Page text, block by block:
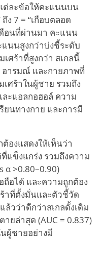
ต่ละข้อให้คะแนนบน
ง 7 = “เกือบตลอด
อนที่ผ่านมา คะแนน
แนนสูงกว่าบ่งชี้ระดับ
ศร้าที่สูงกว่า สเกลนี้
ารมณ์ และกายภาพที่
ศร้าในผู้ชาย รวมถึง
ะแอลกอฮอล์ ความ
ยนทางกาย และการมี
องแสดงให้เห็นว่า
แข็งแกร่ง รวมถึงความ
α >0.80–0.90)
อได้ และความถูกต้อง
าที่ตั้งมั่นและตัวชี้วัด
วว่าดีกว่าสเกลดั้งเดิม
ยล่าสุด (AUC = 0.837)
ผู้ชายอย่างมี